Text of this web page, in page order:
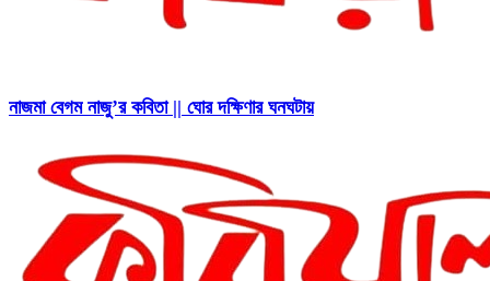
নাজমা বেগম নাজু’র কবিতা || ঘোর দক্ষিণার ঘনঘটায়